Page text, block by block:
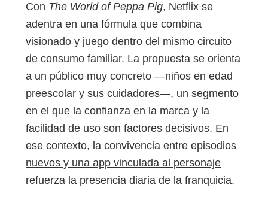
Con The World of Peppa Pig, Netflix se
adentra en una fórmula que combina
visionado y juego dentro del mismo circuito
de consumo familiar. La propuesta se orienta
a un público muy concreto —niños en edad
preescolar y sus cuidadores—, un segmento
en el que la confianza en la marca y la
facilidad de uso son factores decisivos. En
ese contexto, la convivencia entre episodios
nuevos y una app vinculada al personaje
refuerza la presencia diaria de la franquicia.